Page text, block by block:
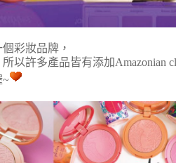
彩妝品牌，
以許多產品皆有添加Amazonian
~